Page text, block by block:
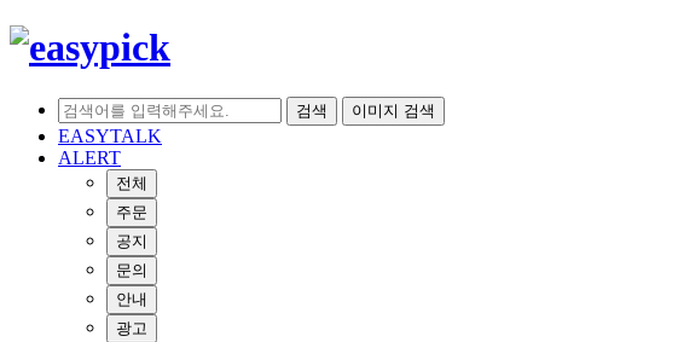
검색 이미지 검색
EASYTALK
ALERT
전체
주문
공지
문의
안내
광고